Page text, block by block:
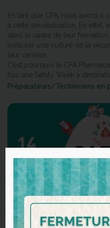
En tant que CFA, nous avons
à cette sensibilisation. En effet,
dans le cadre de leur
instaurer une culture de la
leur carrière.
C’est pourquoi le CFA
fois une Safety Week à
Préparateurs/Techniciens en
Le programme